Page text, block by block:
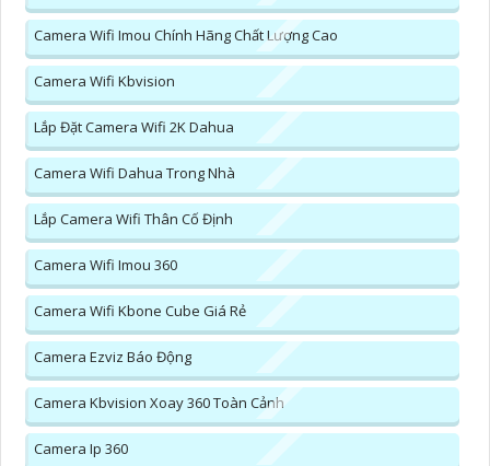
Camera Wifi Imou Chính Hãng Chất Lượng Cao
Camera Wifi Kbvision
Lắp Đặt Camera Wifi 2K Dahua
Camera Wifi Dahua Trong Nhà
Lắp Camera Wifi Thân Cố Định
Camera Wifi Imou 360
Camera Wifi Kbone Cube Giá Rẻ
Camera Ezviz Báo Động
Camera Kbvision Xoay 360 Toàn Cảnh
Camera Ip 360